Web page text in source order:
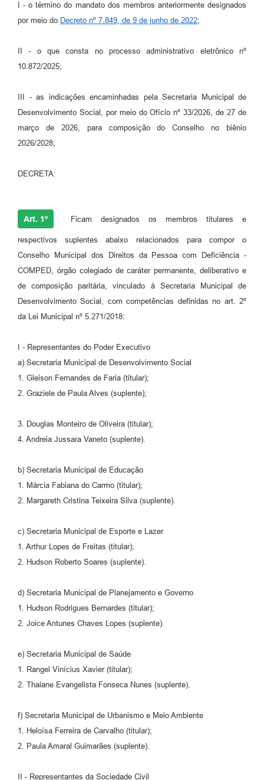
I - o término do mandato dos membros anteriormente designados
por meio do Decreto nº 7.849, de 9 de junho de 2022;
II - o que consta no processo administrativo eletrônico nº
10.872/2025;
III - as indicações encaminhadas pela Secretaria Municipal de
Desenvolvimento Social, por meio do Ofício nº 33/2026, de 27 de
março de 2026, para composição do Conselho no biênio
2026/2028;
DECRETA:
Art. 1º Ficam designados os membros titulares e
respectivos suplentes abaixo relacionados para compor o
Conselho Municipal dos Direitos da Pessoa com Deficiência -
COMPED, órgão colegiado de caráter permanente, deliberativo e
de composição paritária, vinculado à Secretaria Municipal de
Desenvolvimento Social, com competências definidas no art. 2º
da Lei Municipal nº 5.271/2018:
I - Representantes do Poder Executivo
a) Secretaria Municipal de Desenvolvimento Social
1. Gleison Fernandes de Faria (titular);
2. Graziele de Paula Alves (suplente);
3. Douglas Monteiro de Oliveira (titular);
4. Andreia Jussara Vaneto (suplente).
b) Secretaria Municipal de Educação
1. Márcia Fabiana do Carmo (titular);
2. Margareth Cristina Teixeira Silva (suplente).
c) Secretaria Municipal de Esporte e Lazer
1. Arthur Lopes de Freitas (titular);
2. Hudson Roberto Soares (suplente).
d) Secretaria Municipal de Planejamento e Governo
1. Hudson Rodrigues Bernardes (titular);
2. Joice Antunes Chaves Lopes (suplente).
e) Secretaria Municipal de Saúde
1. Rangel Vinícius Xavier (titular);
2. Thaiane Evangelista Fonseca Nunes (suplente).
f) Secretaria Municipal de Urbanismo e Meio Ambiente
1. Heloísa Ferreira de Carvalho (titular);
2. Paula Amaral Guimarães (suplente).
II - Representantes da Sociedade Civil